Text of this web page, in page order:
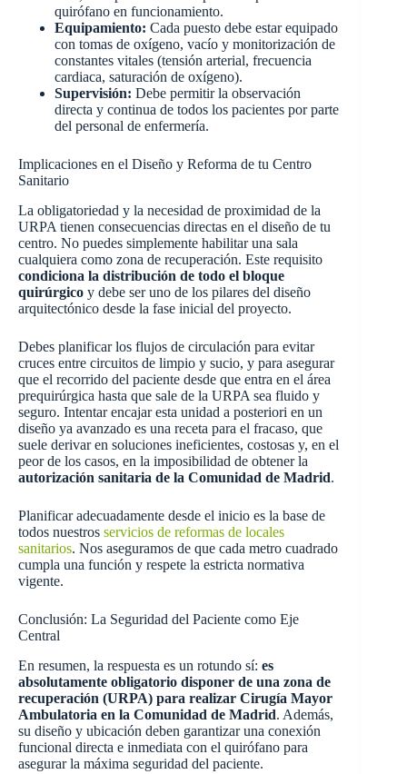
quirófano en funcionamiento.
Equipamiento: Cada puesto debe estar equipado
con tomas de oxígeno, vacío y monitorización de
constantes vitales (tensión arterial, frecuencia
cardiaca, saturación de oxígeno).
Supervisión: Debe permitir la observación
directa y continua de todos los pacientes por parte
del personal de enfermería.
Implicaciones en el Diseño y Reforma de tu Centro
Sanitario
La obligatoriedad y la necesidad de proximidad de la
URPA tienen consecuencias directas en el diseño de tu
centro. No puedes simplemente habilitar una sala
cualquiera como zona de recuperación. Este requisito
condiciona la distribución de todo el bloque
quirúrgico y debe ser uno de los pilares del diseño
arquitectónico desde la fase inicial del proyecto.
Debes planificar los flujos de circulación para evitar
cruces entre circuitos de limpio y sucio, y para asegurar
que el recorrido del paciente desde que entra en el área
prequirúrgica hasta que sale de la URPA sea fluido y
seguro. Intentar encajar esta unidad a posteriori en un
diseño ya avanzado es una receta para el fracaso, que
suele derivar en soluciones ineficientes, costosas y, en el
peor de los casos, en la imposibilidad de obtener la
autorización sanitaria de la Comunidad de Madrid.
Planificar adecuadamente desde el inicio es la base de
todos nuestros servicios de reformas de locales
sanitarios. Nos aseguramos de que cada metro cuadrado
cumpla una función y respete la estricta normativa
vigente.
Conclusión: La Seguridad del Paciente como Eje
Central
En resumen, la respuesta es un rotundo sí: es
absolutamente obligatorio disponer de una zona de
recuperación (URPA) para realizar Cirugía Mayor
Ambulatoria en la Comunidad de Madrid. Además,
su diseño y ubicación deben garantizar una conexión
funcional directa e inmediata con el quirófano para
asegurar la máxima seguridad del paciente.